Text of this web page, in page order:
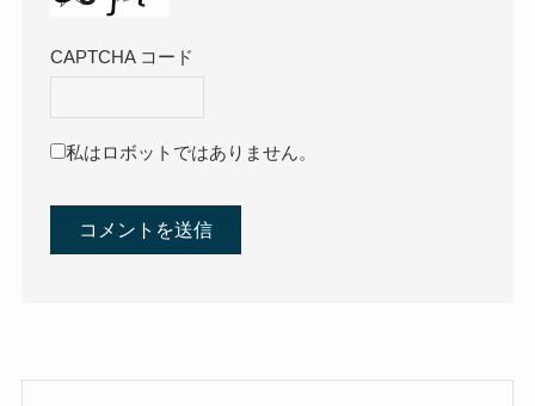
CAPTCHA コード
私はロボットではありません。